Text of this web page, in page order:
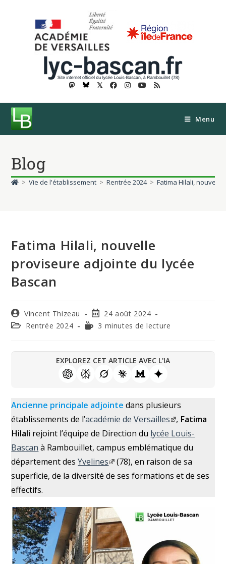
𝕏
Menu
Blog
> Vie de l'établissement > Rentrée 2024 > Fatima Hilali,
Fatima Hilali, nouvelle
proviseure adjointe du lycée
Bascan
Vincent Thizeau
24 août 2024
Rentrée 2024
3 minutes de lecture
EXPLOREZ CET ARTICLE AVEC L'IA
Ancienne principale adjointe dans plusieurs
établissements de l’académie de Versailles , Fatima
Hilali rejoint l’équipe de Direction du lycée Louis-
Bascan à Rambouillet, campus emblématique du
département desYvelines
(78), en raison de sa
superficie, de la diversité de ses formations et de ses
effectifs.